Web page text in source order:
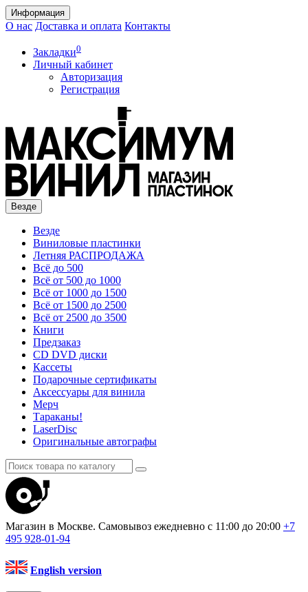
Информация
О нас Доставка и оплата Контакты
Закладки0
Личный кабинет
Авторизация
Регистрация
Везде
Везде
Виниловые пластинки
Летняя РАСПРОДАЖА
Всё до 500
Всё от 500 до 1000
Всё от 1000 до 1500
Всё от 1500 до 2500
Всё от 2500 до 3500
Книги
Предзаказ
CD DVD диски
Кассеты
Подарочные сертификаты
Аксессуары для винила
Мерч
Тараканы!
LaserDisc
Оригинальные автографы
Магазин в Москве. Самовывоз ежедневно с 11:00 до 20:00 +7
495 928-01-94
English version